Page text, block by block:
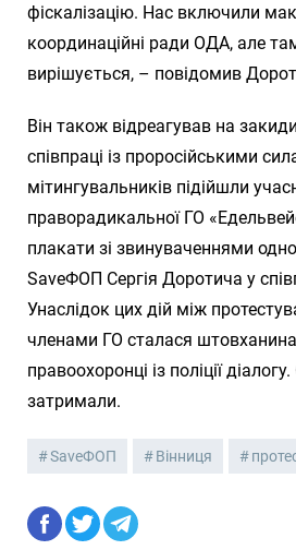
фіскалізацію. Нас включили
координаційні ради ОДА, але
вирішується, – повідомив
Він також відреагував на
співпраці із проросійськими
мітингувальників підійшли
праворадикальної ГО
плакати зі звинуваченнями
SaveФОП Сергія Доротича у
Унаслідок цих дій між
членами ГО сталася
правоохоронці із поліції
затримали.
SaveФОП Вінниця